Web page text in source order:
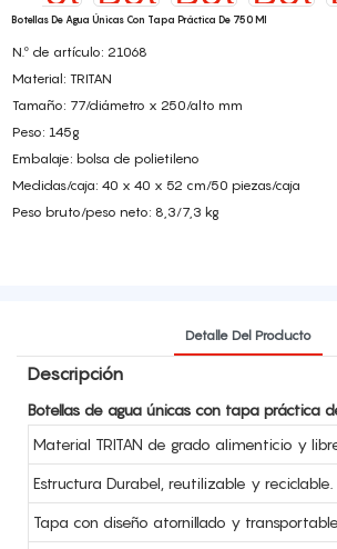
Botellas De Agua Únicas Con Tapa Práctica De 750 Ml
N.º de artículo: 21068
Material: TRITAN
Tamaño: 77/diámetro x 250/alto mm
Peso: 145g
Embalaje: bolsa de polietileno
Medidas/caja: 40 x 40 x 52 cm/50 piezas/caja
Peso bruto/peso neto: 8,3/7,3 kg
Detalle Del Producto
Descripción
Botellas de agua únicas con tapa práctica
Material TRITAN de grado alimenticio y
Estructura Durabel, reutilizable y reciclable.
Tapa con diseño atornillado y transportable